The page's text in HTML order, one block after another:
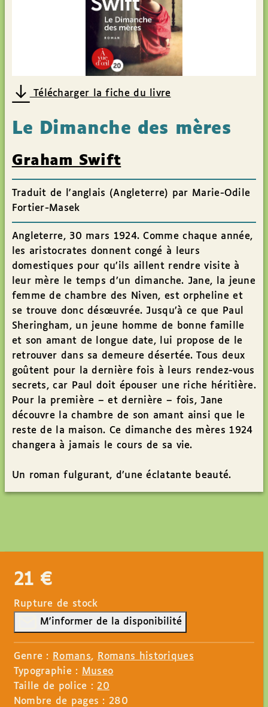
Télécharger la fiche du livre
Le Dimanche des mères
Graham Swift
Traduit de l'anglais (Angleterre) par Marie-Odile
Fortier-Masek
Angleterre, 30 mars 1924. Comme chaque année,
les aristocrates donnent congé à leurs
domestiques pour qu’ils aillent rendre visite à
leur mère le temps d’un dimanche. Jane, la jeune
femme de chambre des Niven, est orpheline et
se trouve donc désœuvrée. Jusqu’à ce que Paul
Sheringham, un jeune homme de bonne famille
et son amant de longue date, lui propose de le
retrouver dans sa demeure désertée. Tous deux
goûtent pour la dernière fois à leurs rendez-vous
secrets, car Paul doit épouser une riche héritière.
Pour la première – et dernière – fois, Jane
découvre la chambre de son amant ainsi que le
reste de la maison. Ce dimanche des mères 1924
changera à jamais le cours de sa vie.
Un roman fulgurant, d’une éclatante beauté.
21 €
Rupture de stock
M'informer de la disponibilité
Genre : Romans, Romans historiques
Typographie : Museo
Taille de police : 20
Nombre de pages : 280